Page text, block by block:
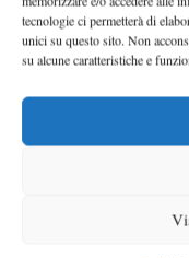
tecnologie ci permetterà di
unici su questo sito. Non
su alcune caratteristiche e